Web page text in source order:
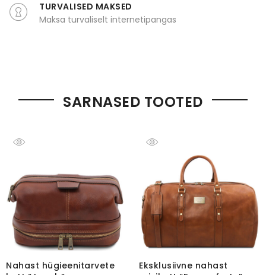
TURVALISED MAKSED
Maksa turvaliselt internetipangas
SARNASED TOOTED
Nahast hügieenitarvete
Eksklusiivne nahast